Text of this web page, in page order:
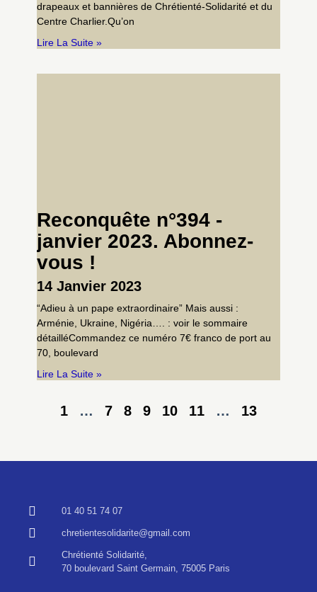
drapeaux et bannières de Chrétienté-Solidarité et du
Centre Charlier.Qu’on
Lire La Suite »
Reconquête n°394 -
janvier 2023. Abonnez-
vous !
14 Janvier 2023
“Adieu à un pape extraordinaire” Mais aussi :
Arménie, Ukraine, Nigéria…. : voir le sommaire
détailléCommandez ce numéro 7€ franco de port au
70, boulevard
Lire La Suite »
1 … 7 8 9 10 11 … 13
01 40 51 74 07
chretientesolidarite@gmail.com
Chrétienté Solidarité,
70 boulevard Saint Germain, 75005 Paris